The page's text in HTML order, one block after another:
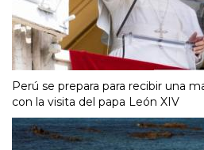
Perú se prepara para recibir una
con la visita del papa León XIV